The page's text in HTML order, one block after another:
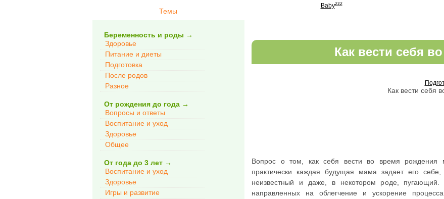
Темы
Беременность и роды →
Здоровье
Питание и диеты
Подготовка
После родов
Разное
От рождения до года →
Вопросы и ответы
Воспитание и уход
Здоровье
Общее
От года до 3 лет →
Воспитание и уход
Здоровье
Игры и развитие
Babyzzz
Как вести себя
Как вести себя
Вопрос о том, как себя вести во время рождения
практически каждая будущая мама задает его
неизвестный и даже, в некотором роде, пугающий.
направленных на облегчение и ускорение